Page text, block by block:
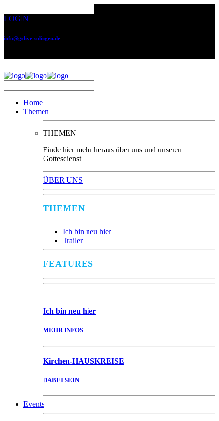
LOGIN
info@golive-solingen.de
Home
Themen
THEMEN
Finde hier mehr heraus über uns und unseren
Gottesdienst
ÜBER UNS
THEMEN
Ich bin neu hier
Trailer
FEATURES
Ich bin neu hier
MEHR INFOS
Kirchen-HAUSKREISE
DABEI SEIN
Events